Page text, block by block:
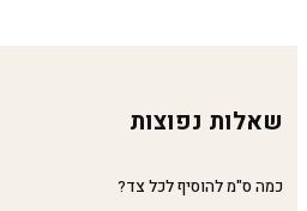
שאלות נפוצות
כמה ס"מ להוסיף לכל צד?